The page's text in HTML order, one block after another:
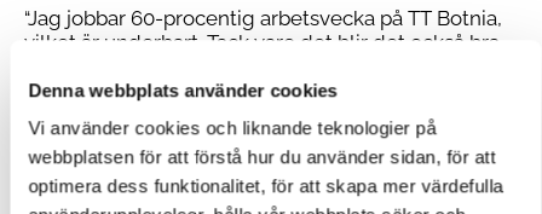
Denna webbplats använder cookies
Vi använder cookies och liknande teknologier på
webbplatsen för att förstå hur du använder sidan, för att
optimera dess funktionalitet, för att skapa mer värdefulla
“Jag jobbar 60-procentig arbetsvecka på TT Botnia,
vilket är underbart. Tack vare det blir det också bra
Hon gläder sig också åt att TT Botnia gör
regelbundet saker som får en att känna sig verkligt
uppskattad.
“TT Botnia har ordnat bl.a. trevliga gemensamma